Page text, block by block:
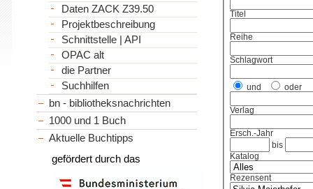
Titel
Reihe
Schlagwort
und oder
Verlag
Ersch.-Jahr
bis
Katalog
Rezensent
Daten ZACK Z39.50
Projektbeschreibung
Schnittstelle | API
OPAC alt
die Partner
Suchhilfen
bn - bibliotheksnachrichten
1000 und 1 Buch
Aktuelle Buchtipps
gefördert durch das